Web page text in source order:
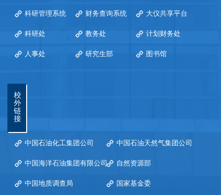
科研管理系统 财务查询系统 大仪共享平台
科研处 教务处 计划财务处
人事处 研究生部 图书馆
校
外
链
接
中国石油化工集团公司 中国石油天然气集团公司
中国海洋石油集团有限公司 自然资源部
中国地质调查局 国家基金委